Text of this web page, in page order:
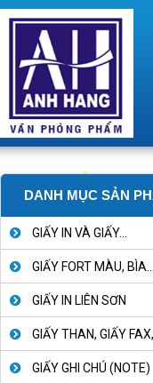
DANH MỤC SẢN
GIẤY IN VÀ GIẤY...
GIẤY FORT MÀU, BÌA...
GIẤY IN LIÊN SƠN
GIẤY THAN, GIẤY
GIẤY GHI CHÚ (NOTE)